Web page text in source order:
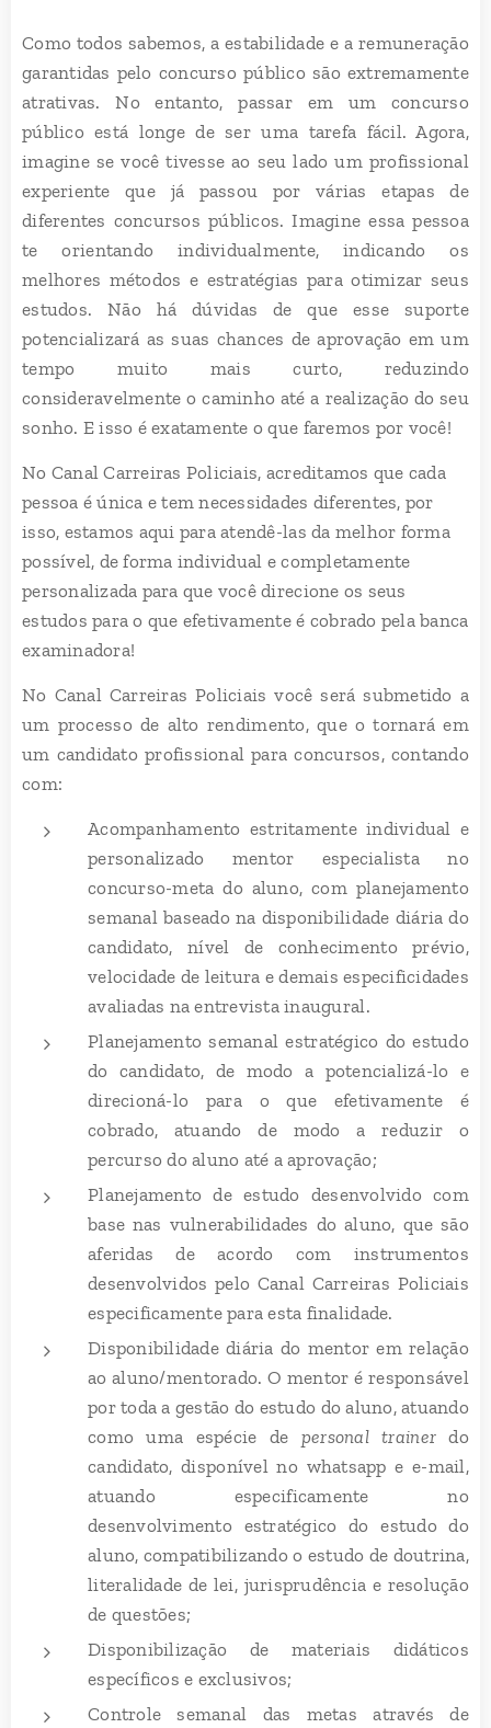
Como todos sabemos, a estabilidade e a remuneração
garantidas pelo concurso público são extremamente
atrativas. No entanto, passar em um concurso
público está longe de ser uma tarefa fácil. Agora,
imagine se você tivesse ao seu lado um profissional
experiente que já passou por várias etapas de
diferentes concursos públicos. Imagine essa pessoa
te orientando individualmente, indicando os
melhores métodos e estratégias para otimizar seus
estudos. Não há dúvidas de que esse suporte
potencializará as suas chances de aprovação em um
tempo muito mais curto, reduzindo
consideravelmente o caminho até a realização do seu
sonho. E isso é exatamente o que faremos por você!
No Canal Carreiras Policiais, acreditamos que cada
pessoa é única e tem necessidades diferentes, por
isso, estamos aqui para atendê-las da melhor forma
possível, de forma individual e completamente
personalizada para que você direcione os seus
estudos para o que efetivamente é cobrado pela banca
examinadora!
No Canal Carreiras Policiais você será submetido a
um processo de alto rendimento, que o tornará em
um candidato profissional para concursos, contando
com:
Acompanhamento estritamente individual e
personalizado mentor especialista no
concurso-meta do aluno, com planejamento
semanal baseado na disponibilidade diária do
candidato, nível de conhecimento prévio,
velocidade de leitura e demais especificidades
avaliadas na entrevista inaugural.
Planejamento semanal estratégico do estudo
do candidato, de modo a potencializá-lo e
direcioná-lo para o que efetivamente é
cobrado, atuando de modo a reduzir o
percurso do aluno até a aprovação;
Planejamento de estudo desenvolvido com
base nas vulnerabilidades do aluno, que são
aferidas de acordo com instrumentos
desenvolvidos pelo Canal Carreiras Policiais
especificamente para esta finalidade.
Disponibilidade diária do mentor em relação
ao aluno/mentorado. O mentor é responsável
por toda a gestão do estudo do aluno, atuando
como uma espécie de personal trainer do
candidato, disponível no whatsapp e e-mail,
atuando especificamente no
desenvolvimento estratégico do estudo do
aluno, compatibilizando o estudo de doutrina,
literalidade de lei, jurisprudência e resolução
de questões;
Disponibilização de materiais didáticos
específicos e exclusivos;
Controle semanal das metas através de